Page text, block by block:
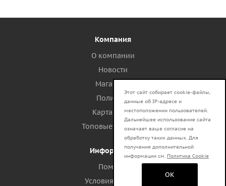
Компания
О компании
Новости
Магазины
Политика
Карта сайта
Топовые запросы
Информация
Помощь
Условия оплаты
Этот сайт собирает cookie-файлы,
данные об IP-адресе и
местоположении пользователей.
Дальнейшее использование сайта
означает ваше согласие на
обработку таких данных. Для
получения дополнительной
информации см. Политика Cookie
OK